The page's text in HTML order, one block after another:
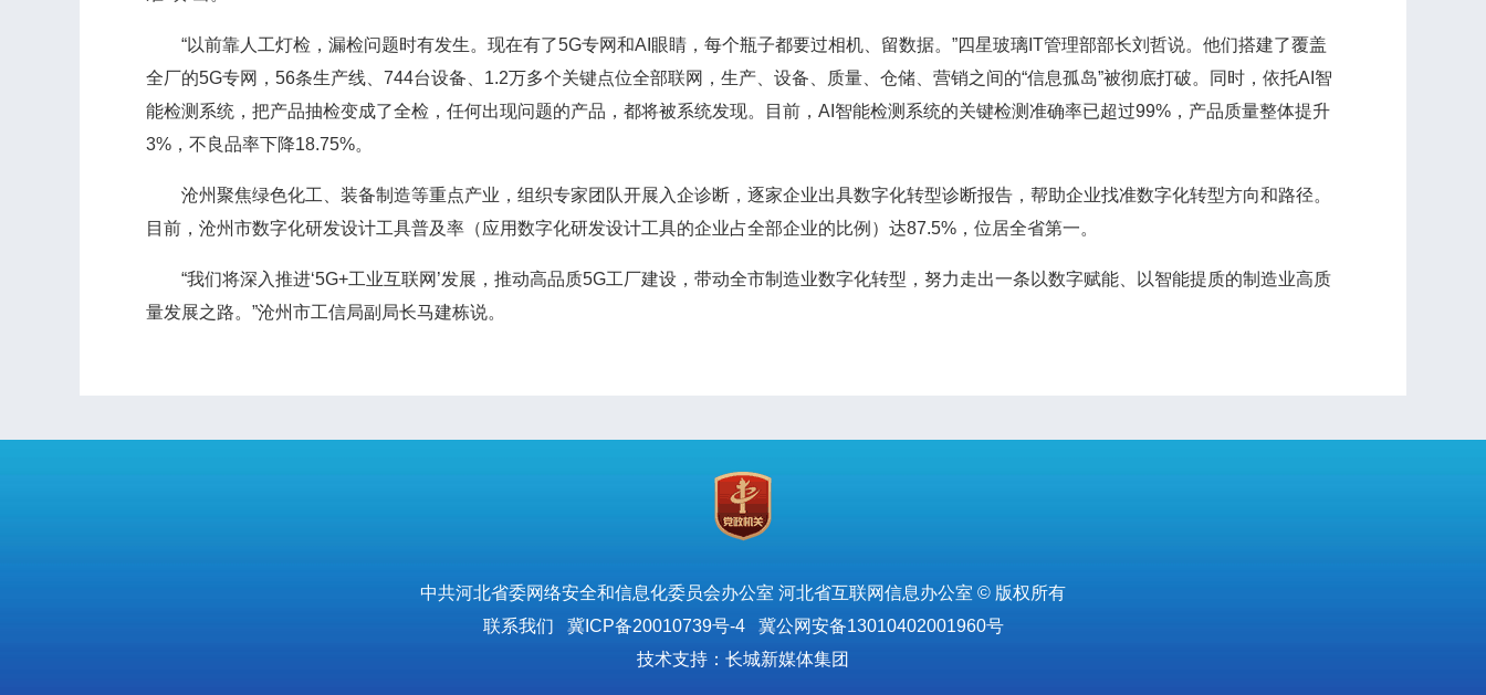
“以前靠人工灯检，漏检问题时有发生。现在有了5G专网和AI眼睛，每个瓶子都要过相机、留数据。”四星玻璃IT管理部部长刘哲说。他们搭建了覆盖
全厂的5G专网，56条生产线、744台设备、1.2万多个关键点位全部联网，生产、设备、质量、仓储、营销之间的“信息孤岛”被彻底打破。同时，依托AI智
能检测系统，把产品抽检变成了全检，任何出现问题的产品，都将被系统发现。目前，AI智能检测系统的关键检测准确率已超过99%，产品质量整体提升
3%，不良品率下降18.75%。
沧州聚焦绿色化工、装备制造等重点产业，组织专家团队开展入企诊断，逐家企业出具数字化转型诊断报告，帮助企业找准数字化转型方向和路径。
目前，沧州市数字化研发设计工具普及率（应用数字化研发设计工具的企业占全部企业的比例）达87.5%，位居全省第一。
“我们将深入推进‘5G+工业互联网’发展，推动高品质5G工厂建设，带动全市制造业数字化转型，努力走出一条以数字赋能、以智能提质的制造业高质
量发展之路。”沧州市工信局副局长马建栋说。
中共河北省委网络安全和信息化委员会办公室 河北省互联网信息办公室 © 版权所有
联系我们
冀ICP备20010739号-4冀公网安备13010402001960号
技术支持：长城新媒体集团